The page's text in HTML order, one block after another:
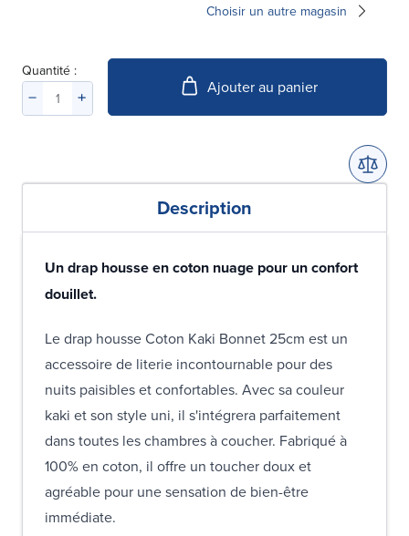
Choisir un autre magasin
Quantité :
Ajouter au panier
Description
Un drap housse en coton nuage pour un confort
douillet.
Le drap housse Coton Kaki Bonnet 25cm est un
accessoire de literie incontournable pour des
nuits paisibles et confortables. Avec sa couleur
kaki et son style uni, il s'intégrera parfaitement
dans toutes les chambres à coucher. Fabriqué à
100% en coton, il offre un toucher doux et
agréable pour une sensation de bien-être
immédiate.